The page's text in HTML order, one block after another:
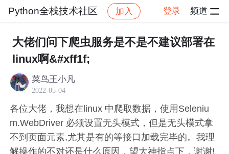
Python全栈技术社区 加入 登录 频道
社区 Python全栈技术社区 问题求助 帖子详情
大佬们问下爬虫服务是不是不建议部署在
linux啊&#xff1f;
菜鸟王小凡
2022-05-04
各位大佬，我想在linux 中爬取数据，使用Seleniu
m.WebDriver 必须设置无头模式，但是无头模式拿
不到页面元素,尤其是有的等接口加载完毕的。我理
解操作的不对还是什么原因，望大神指点下，谢谢!